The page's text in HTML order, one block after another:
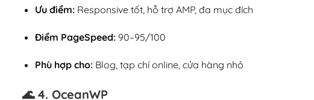
Ưu điểm:Responsive tốt, hỗ trợ AMP, đa mục đích
Điểm PageSpeed:90–95/100
Phù hợp cho:Blog, tạp chí online, cửa hàng nhỏ
🌊 4. OceanWP